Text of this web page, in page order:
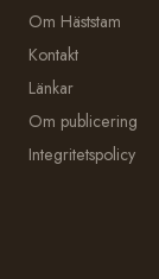
Om Häststam
Kontakt
Länkar
Om publicering
Integritetspolicy